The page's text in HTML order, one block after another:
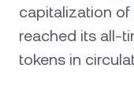
capitalization
reached its all-
tokens in